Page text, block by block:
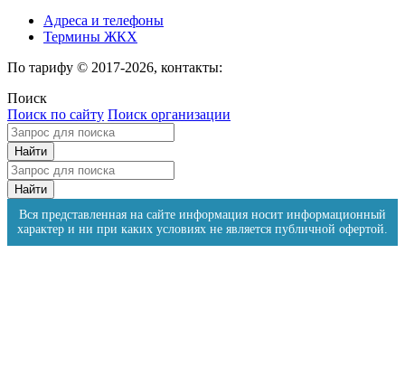
Адреса и телефоны
Термины ЖКХ
По тарифу © 2017-2026, контакты:
Поиск
Поиск по сайту Поиск организации
Вся представленная на сайте информация носит информационный
характер и ни при каких условиях не является публичной офертой.